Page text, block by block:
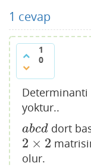
1 cevap
1
0
yoktur..
abcd
abcd dort
2 × 2
2 ×2
olur.